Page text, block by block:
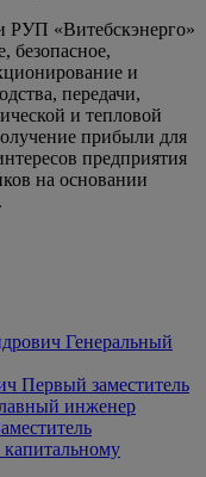
РУП «Витебскэнерго»
безопасное,
и
передачи,
и тепловой
прибыли для
предприятия
на основании
Генеральный
Первый заместитель
инженер
капитальному